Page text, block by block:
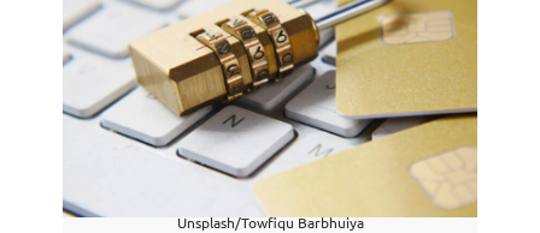
Unsplash/Towfiqu Barbhuiya